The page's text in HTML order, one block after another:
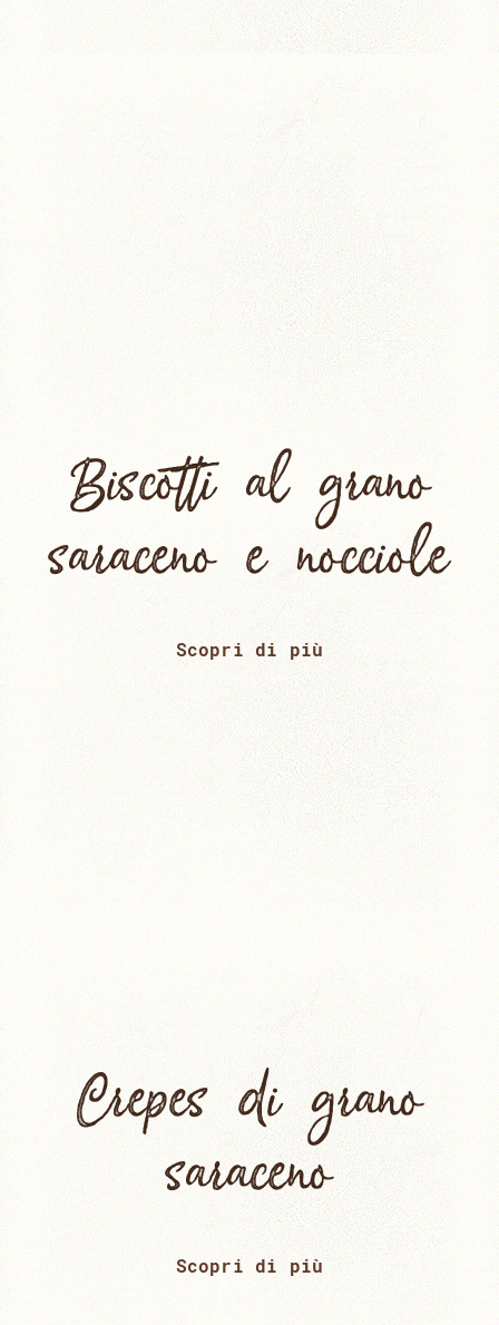
Biscotti al grano
saraceno e nocciole
Scopri di più
Crepes di grano
saraceno
Scopri di più